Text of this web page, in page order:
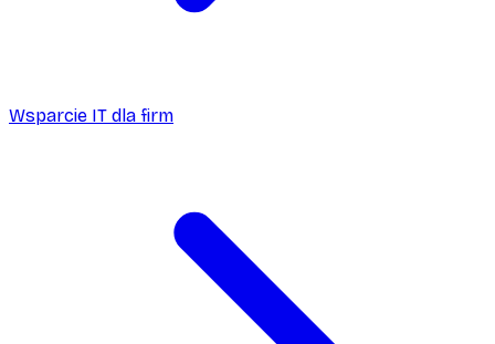
Wsparcie IT dla firm